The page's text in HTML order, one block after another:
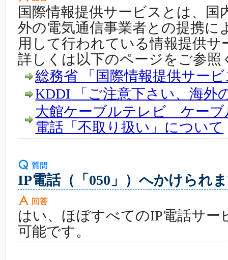
国際情報提供サービスとは、国
外の電気通信事業者との提携に
用して行われている情報提供サ
詳しくは以下のページをご参照
総務省 「国際情報提供サー
KDDI 「ご注意下さい、海外
大館ケーブルテレビ ケーブ
電話「不取り扱い」について
IP電話（「050」）へかけられ
はい、ほぼすべてのIP電話サー
可能です。